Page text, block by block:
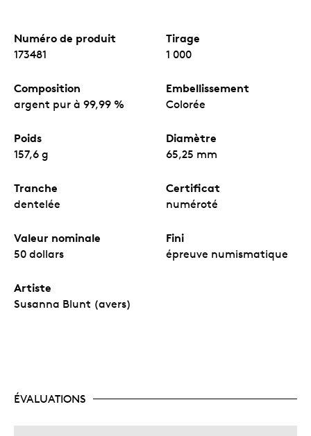
Numéro de produit
173481
Tirage
1 000
Composition
argent pur à 99,99 %
Embellissement
Colorée
Poids
157,6 g
Diamètre
65,25 mm
Tranche
dentelée
Certificat
numéroté
Valeur nominale
50 dollars
Fini
épreuve numismatique
Artiste
Susanna Blunt (avers)
ÉVALUATIONS